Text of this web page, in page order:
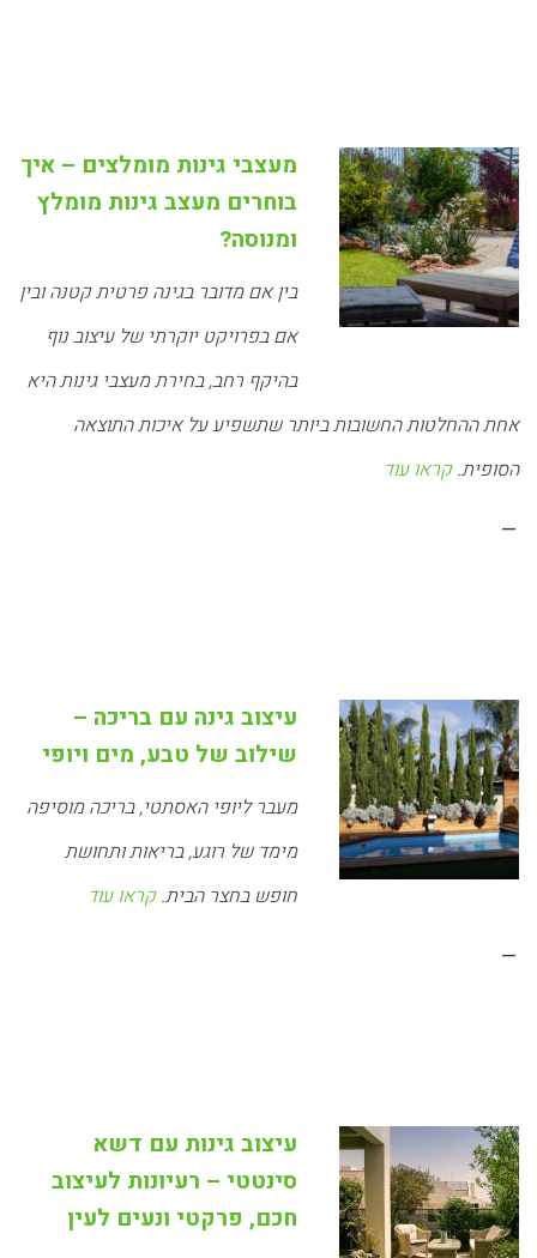
מעצבי גינות מומלצים – איך
בוחרים מעצב גינות מומלץ
ומנוסה?
בין אם מדובר בגינה פרטית קטנה ובין
אם בפרויקט יוקרתי של עיצוב נוף
בהיקף רחב, בחירת מעצבי גינות היא
אחת ההחלטות החשובות ביותר שתשפיע על איכות התוצאה
הסופית.קראו עוד
–
עיצוב גינה עם בריכה –
שילוב של טבע, מים ויופי
מעבר ליופי האסתטי, בריכה מוסיפה
מימד של רוגע, בריאות ותחושת
חופש בחצר הבית.קראו עוד
–
עיצוב גינות עם דשא
סינטטי – רעיונות לעיצוב
חכם, פרקטי ונעים לעין